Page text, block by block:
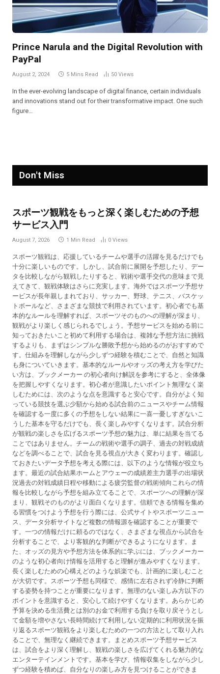
Prince Narula and the Digital Revolution with
PayPal
August 2, 2024 5 Mins Read 50 Views
In the ever-evolving landscape of digital finance, certain individuals
and innovations stand out for their transformative impact. One such
figure…
Don't Miss
スポーツ観戦をもっと深く楽しむための予想
サービス入門
August 7, 2026 1 Min Read 0 Views
スポーツ観戦は、応援しているチームや選手の活躍を見るだけでも
十分に楽しいものです。しかし、試合前に展開を予想したり、デー
タを比較しながら観戦したりすると、戦術や選手交代の意味まで見
えてきて、観戦体験はさらに充実します。海外ではスポーツ予想サ
ービスが長年親しまれており、サッカー、野球、テニス、バスケッ
トボールなど、さまざまな競技で利用されています。初心者でも基
本的なルールを理解すれば、スポーツそのものへの理解が深まり、
観戦がより楽しく感じられるでしょう。予想サービスを始める前に
知っておきたいこと初めて利用する場合は、複雑な予想方法に挑戦
するよりも、まずはシンプルな勝敗予想から始めるのがおすすめで
す。仕組みを理解しながら少しずつ経験を積むことで、自然と知識
も身についていきます。基本的なルールやオッズの考え方を学びた
い方は、ブックメーカー の初心者向け解説を参考にすると、全体像
を把握しやすくなります。初心者が意識したいポイント無理なく楽
しむためには、次のような点を意識すると安心です。自分がよく知
っている競技を選ぶ少額から始める試合前のニュースやチーム情報
を確認する一度に多くの予想をしない結果に一喜一憂しすぎないこ
うした基本を守るだけでも、長く楽しみやすくなります。試合分析
が観戦の楽しさを広げるスポーツ予想の魅力は、単に結果を当てる
ことではありません。チームの戦術や選手の調子、過去の対戦成績
などを調べることで、試合を見る視点が大きく変わります。確認し
ておきたいデータ予想を考える際には、以下のような情報が役立ち
ます。最近の試合結果ホームとアウェーの成績差主力選手の出場状
況過去の対戦成績日程や移動による疲労監督の戦術傾向これらの情
報を比較しながら予想を組み立てることで、スポーツへの理解が深
まり、観戦そのものがより面白くなります。信頼できる情報を集め
る習慣をつけよう予想を行う際には、公式サイトやスポーツニュー
ス、データ分析サイトなど複数の情報源を確認することが重要で
す。一つの情報だけに頼るのではなく、さまざまな視点から試合を
分析することで、より客観的な判断ができるようになります。ま
た、オッズの見方や予想方法を体系的に学ぶには、ブックメーカー
のような初心者向け情報を活用すると理解が進みやすくなります。
長く楽しむための心構えどのような娯楽でも、計画的に楽しむこと
が大切です。スポーツ予想も同様で、感情に左右されず冷静に判断
する姿勢を持つことが重要になります。無理のない楽しみ方以下の
ポイントを意識すると、安心して続けやすくなります。あらかじめ
予算を決める生活費とは別のお金で利用する負けを取り戻そうとし
て金額を増やさない長時間続けて利用しない定期的に利用状況を振
り返るスポーツ観戦をより楽しむための一つの方法として取り入れ
ることで、無理なく継続できます。まとめスポーツ予想サービス
は、試合をより深く理解し、観戦の楽しさを広げてくれる魅力的な
エンターテインメントです。基本を学び、情報収集をしながら少し
ずつ経験を積めば、自分なりの楽しみ方を見つけることができま